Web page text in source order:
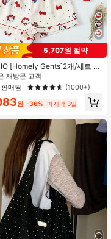
5,707원 절약
[Homely Gents]2개/세트 여
트 라펠 반팔 버튼 포켓 상의
반바지 잠옷 세트, 캐주얼 홈
/여름에 적합
3위
프라이드 월 여성 파자마 세트
재방문 고객
3위
프라이드 월 여성 파자마 세트
재방문 고객
3위
프라이드 월 여성 파자마 세트
재방문 고객
3위
프라이드 월 여성 파자마 세트
재방문 고객
매됨 (1000+)
원 -36% 마지막 3일